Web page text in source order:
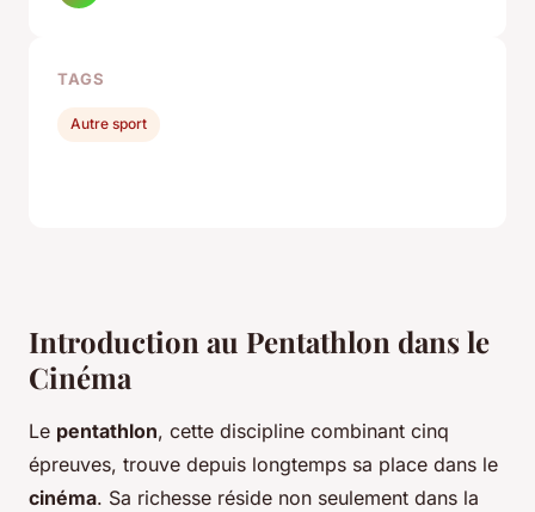
Introduction au Pentathlon dans le
Cinéma
Le pentathlon, cette discipline combinant cinq
épreuves, trouve depuis longtemps sa place dans le
cinéma. Sa richesse réside non seulement dans la
TAGS
Autre sport